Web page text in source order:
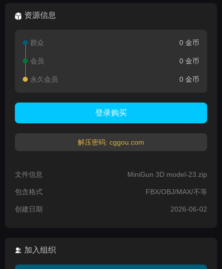
资源信息
群众 0 金币
会员 0 金币
永久会员 0 金币
登录购买
解压密码: cggou.com
文件信息 MiniGun 3D model-23.zip
包含格式 FBX/OBJ/MAX/不等
创建日期 2026-06-02
加入组织